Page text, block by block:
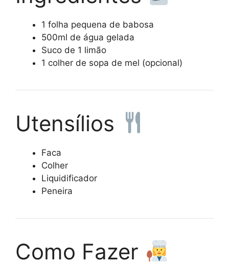
1 folha pequena de babosa
500ml de água gelada
Suco de 1 limão
1 colher de sopa de mel (opcional)
Utensílios
Faca
Colher
Liquidificador
Peneira
Como Fazer